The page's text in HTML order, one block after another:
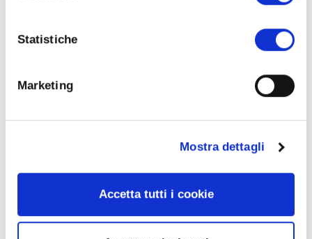
Statistiche
Marketing
Mostra dettagli
Accetta tutti i cookie
Come possiamo aiutarti?
Richiedi informazioni
Trova un rivenditore